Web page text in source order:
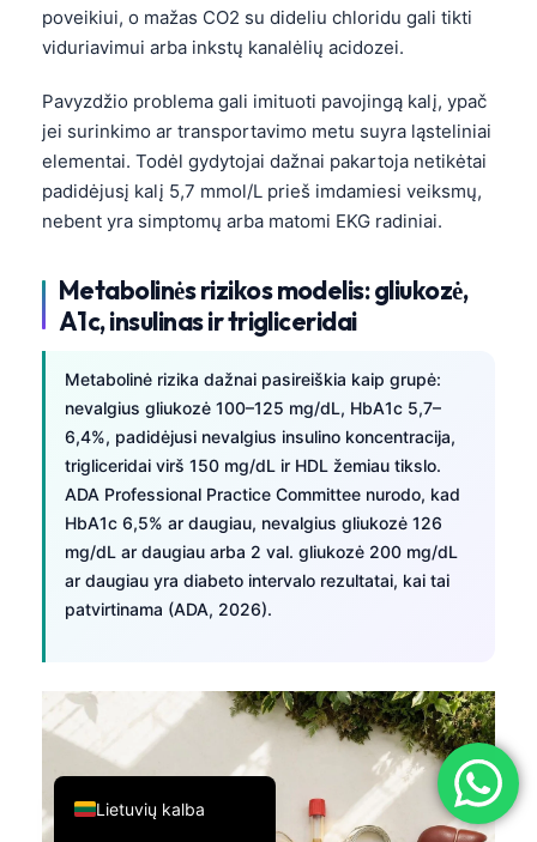
poveikiui, o mažas CO2 su dideliu chloridu gali tikti
viduriavimui arba inkstų kanalėlių acidozei.
Pavyzdžio problema gali imituoti pavojingą kalį, ypač
jei surinkimo ar transportavimo metu suyra ląsteliniai
elementai. Todėl gydytojai dažnai pakartoja netikėtai
padidėjusį kalį 5,7 mmol/L prieš imdamiesi veiksmų,
nebent yra simptomų arba matomi EKG radiniai.
Metabolinės rizikos modelis: gliukozė,
A1c, insulinas ir trigliceridai
Metabolinė rizika dažnai pasireiškia kaip grupė:
nevalgius gliukozė 100–125 mg/dL, HbA1c 5,7–
6,4%, padidėjusi nevalgius insulino koncentracija,
trigliceridai virš 150 mg/dL ir HDL žemiau tikslo.
ADA Professional Practice Committee nurodo, kad
HbA1c 6,5% ar daugiau, nevalgius gliukozė 126
mg/dL ar daugiau arba 2 val. gliukozė 200 mg/dL
ar daugiau yra diabeto intervalo rezultatai, kai tai
patvirtinama (ADA, 2026).
Lietuvių kalba
English
العربية
עִבְרִית
Italiano
Español
Português
Ελληνικά
Türkçe
Română
简体中文
فارسی
Dansk
हिन्दी
Bahasa Indonesia
Հայերեն
Íslenska